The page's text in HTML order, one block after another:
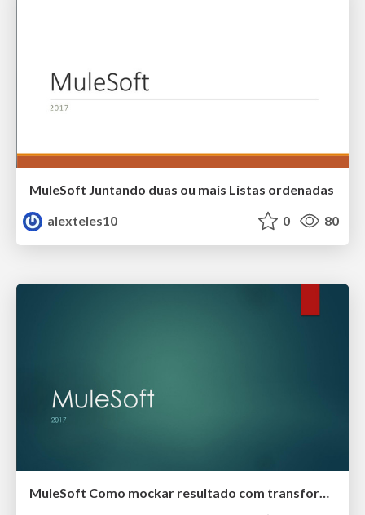
MuleSoft Juntando duas ou mais Listas ordenadas
alexteles10
0 80
MuleSoft Como mockar resultado com transform mensager